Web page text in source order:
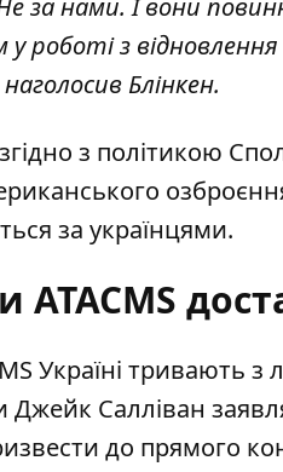
за нами. І вони
з
Блінкен.
з політикою
за українцями.
ATACMS
Україні тривають
Джейк Салліван
до прямого